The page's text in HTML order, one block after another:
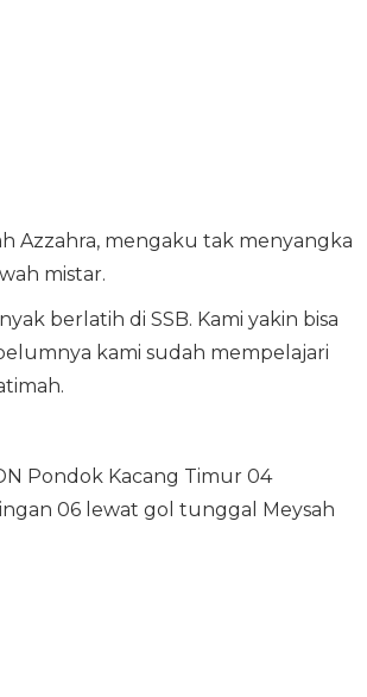
Azzahra, mengaku tak menyangka
mistar.
berlatih di SSB. Kami yakin bisa
kami sudah mempelajari
Pondok Kacang Timur 04
06 lewat gol tunggal Meysah